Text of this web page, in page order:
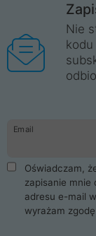
Nie
Email
Oświadczam,
zapisanie mnie
adresu e-mail
wyrażam